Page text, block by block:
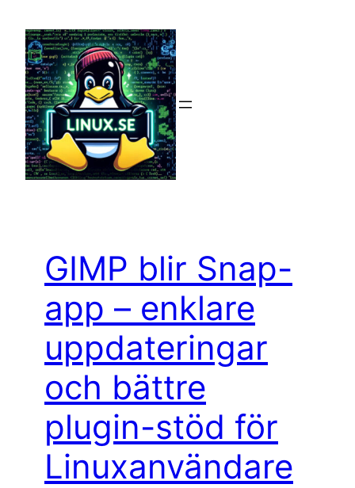
innehåll
GIMP blir Snap-
app – enklare
uppdateringar
och bättre
plugin-stöd för
Linuxanvändare